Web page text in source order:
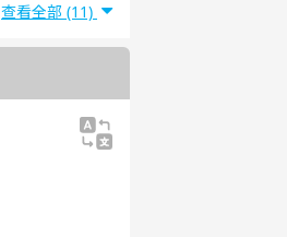
查看全部 (11)